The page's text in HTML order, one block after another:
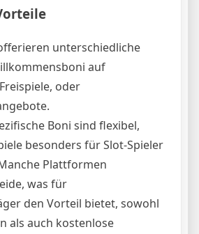
unterschiedliche
auf
oder
Boni sind flexibel,
besonders für Slot-Spieler
Plattformen
was für
den Vorteil bietet, sowohl
als auch kostenlose